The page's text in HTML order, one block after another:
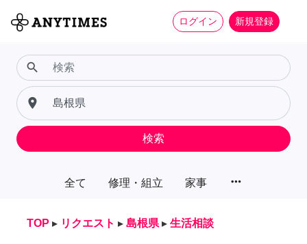
ログイン 新規登録
全て 修理・組立 家事 more_horiz
search
place
検索
TOP ▸ リクエスト ▸ 島根県 ▸ 生活相談